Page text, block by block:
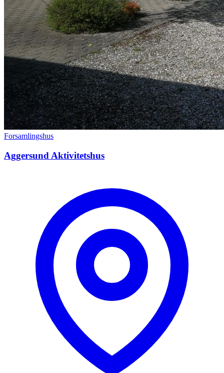
Forsamlingshus
Aggersund Aktivitetshus